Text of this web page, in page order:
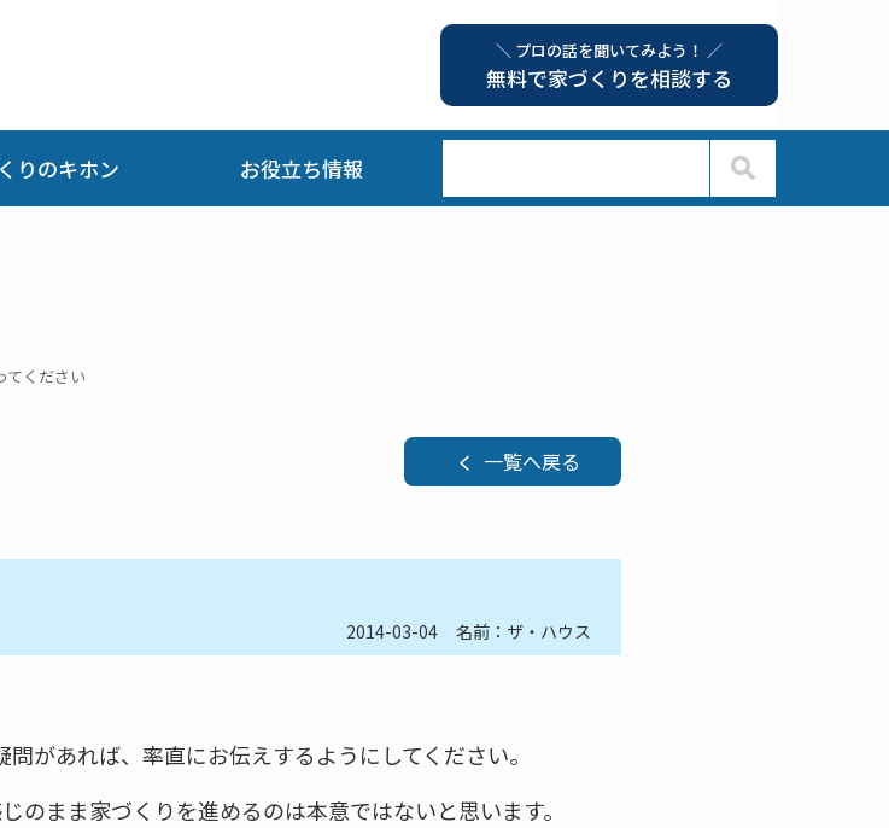
＼ プロの話を聞いてみよう！ ／
無料で家づくりを相談する
りのキホン お役立ち情報
てください
一覧へ戻る
2014-03-04 名前：ザ・ハウス
があれば、率直にお伝えするようにしてください。
のまま家づくりを進めるのは本意ではないと思います。